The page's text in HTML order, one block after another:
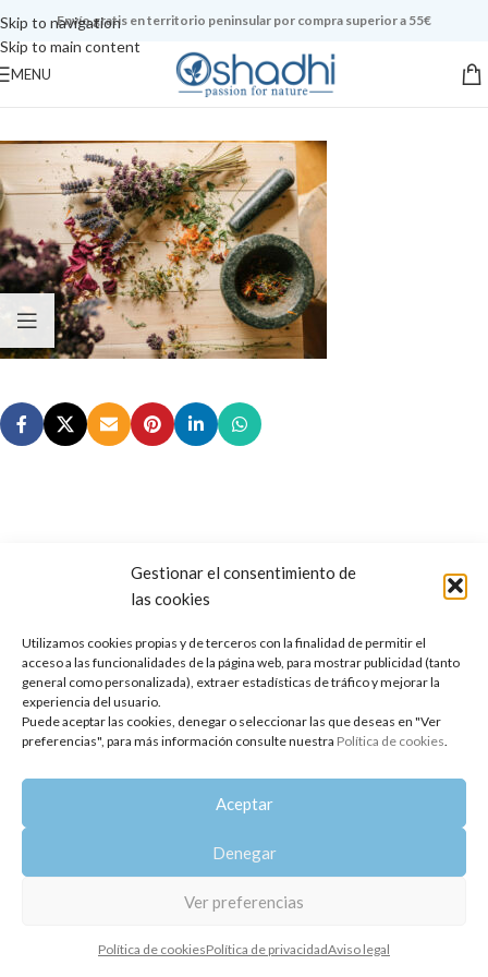
Gestionar el consentimiento de
las cookies
Utilizamos cookies propias y de terceros con la finalidad de permitir el
acceso a las funcionalidades de la página web, para mostrar publicidad (tanto
general como personalizada), extraer estadísticas de tráfico y mejorar la
experiencia del usuario.
Puede aceptar las cookies, denegar o seleccionar las que deseas en "Ver
preferencias", para más información consulte nuestra Política de cookies.
Aceptar
Denegar
Ver preferencias
Política de cookiesPolítica de privacidadAviso legal
Skip to navigation
Skip to main content
Envío gratis en territorio peninsular por compra superior a 55€
MENU
Copyright 2014-2025
Política de privacidad Aviso legal | Política de cookies